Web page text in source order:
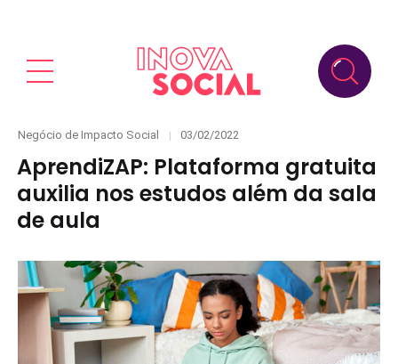
Categories
Negócio de Impacto Social
Posted
03/02/2022
AprendiZAP: Plataforma gratuita
auxilia nos estudos além da sala
de aula